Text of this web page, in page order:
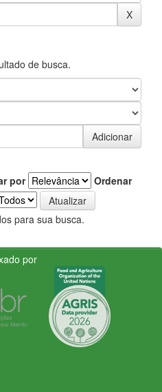
de busca.
por
Ordenar
para sua busca.
por